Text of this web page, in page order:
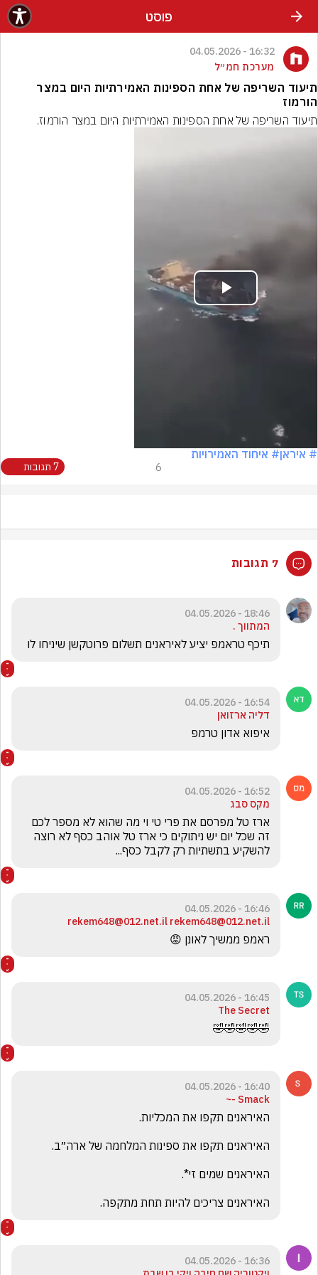
פוסט
16:32 - 04.05.2026
מערכת חמ״ל
תיעוד השריפה של אחת הספינות האמירתיות היום במצר
הורמוז
תיעוד השריפה של אחת הספינות האמירתיות היום במצר הורמוז.
Play
# איראן# איחוד האמירויות
6 7 תגובות
7 תגובות
18:46 - 04.05.2026
המתווך .
תיכף טראמפ יציע לאיראנים תשלום פרוטקשן שיניחו לו
16:54 - 04.05.2026
דליה ארזואן
איפוא אדון טרמפ
16:52 - 04.05.2026
מקס סבג
להשקיע בתשתיות רק לקבל כסף...
16:46 - 04.05.2026
rekem648@012.net.il rekem648@012.net.il
ראמפ ממשיך לאונן 😡
16:45 - 04.05.2026
The Secret
🤣🤣🤣🤣🤣
16:40 - 04.05.2026
Smack -~
האיראנים צריכים להיות תחת מתקפה.
16:36 - 04.05.2026